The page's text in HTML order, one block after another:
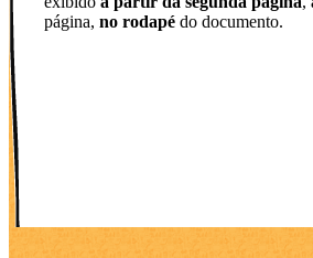
página, no rodapé do documento.